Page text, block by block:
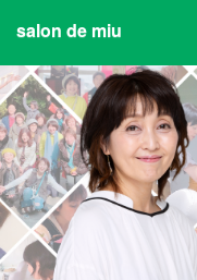
salon de miu